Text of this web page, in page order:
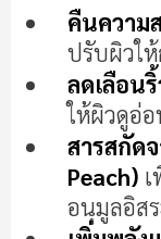
รูปภาพ
คืนความ
ปรับผิวใ
ลดเลือน
ให้ผิวดูอ่
สารสกัด
Peach)
อนุมูลอิส